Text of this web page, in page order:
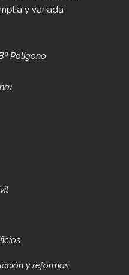
y variada
Polígono
y reformas